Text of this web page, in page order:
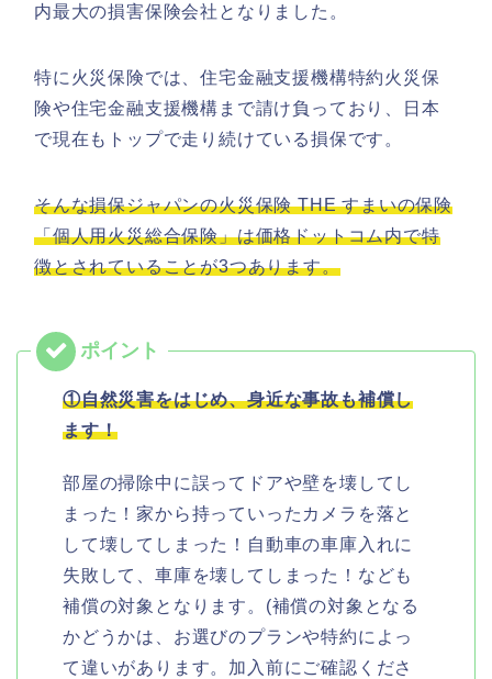
内最大の損害保険会社となりました。
特に火災保険では、住宅金融支援機構特約火災保
険や住宅金融支援機構まで請け負っており、日本
で現在もトップで走り続けている損保です。
そんな損保ジャパンの火災保険 THE すまいの保険
「個人用火災総合保険」は価格ドットコム内で特
徴とされていることが3つあります。
①自然災害をはじめ、身近な事故も補償し
ます！
部屋の掃除中に誤ってドアや壁を壊してし
まった！家から持っていったカメラを落と
して壊してしまった！自動車の車庫入れに
失敗して、車庫を壊してしまった！なども
補償の対象となります。(補償の対象となる
かどうかは、お選びのプランや特約によっ
て違いがあります。加入前にご確認くださ